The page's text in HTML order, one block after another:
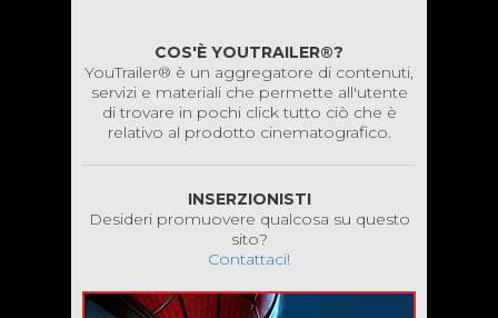
COS'È YOUTRAILER®?
YouTrailer® è un aggregatore di contenuti,
servizi e materiali che permette all'utente
di trovare in pochi click tutto ciò che è
relativo al prodotto cinematografico.
INSERZIONISTI
Desideri promuovere qualcosa su questo
sito?
Contattaci!